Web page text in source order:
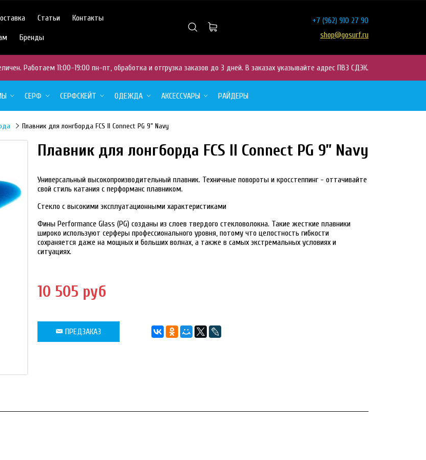
Статьи Контакты
Бренды
+7 (962) 910 27 90
shop@gosurf.ru
Работаем 11:00-19:00 пн-пт, обработка и отгрузка заказов до 3 дней. В заказах указывайте адрес ПВЗ СДЭК.
СЕРФ СЕРФСКЕЙТ ОДЕЖДА АКСЕССУАРЫ РАЙДЕРЫ
Плавник для лонгборда FCS II Connect PG 9” Navy
Плавник для лонгборда FCS II Connect PG 9” Navy
Универсальный высокопроизводительный плавник. Техничные повороты и кросстеппинг - оттачивайте
свой стиль катания с перформанс плавником.
Стекло с высокими эксплуатационными характеристиками
Фины Performance Glass (PG) созданы из слоев твердого стекловолокна. Такие жесткие плавники
широко используют серферы профессионального уровня, потому что целостность гибкости
сохраняется даже на мощных и больших волнах, а также в самых экстремальных условиях и
ситуациях.
10 505 руб
ПРЕДЗАКАЗ